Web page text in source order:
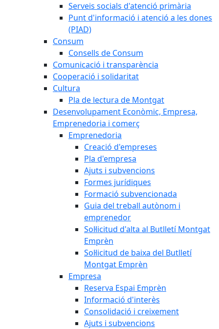
Serveis socials d'atenció primària
Punt d'informació i atenció a les dones
(PIAD)
Consum
Consells de Consum
Comunicació i transparència
Cooperació i solidaritat
Cultura
Pla de lectura de Montgat
Desenvolupament Econòmic, Empresa,
Emprenedoria i comerç
Emprenedoria
Creació d'empreses
Pla d'empresa
Ajuts i subvencions
Formes jurídiques
Formació subvencionada
Guia del treball autònom i
emprenedor
Sol·licitud d'alta al Butlletí Montgat
Emprèn
Sol·licitud de baixa del Butlletí
Montgat Emprèn
Empresa
Reserva Espai Emprèn
Informació d'interès
Consolidació i creixement
Ajuts i subvencions